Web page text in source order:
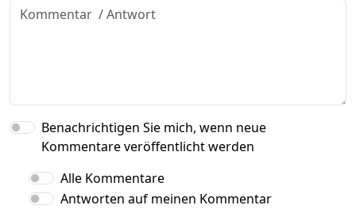
Benachrichtigen Sie mich, wenn neue
Kommentare veröffentlicht werden
Alle Kommentare
Antworten auf meinen Kommentar